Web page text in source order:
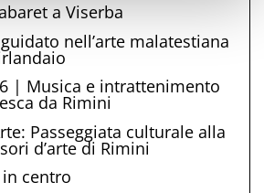
a Viserba
nell’arte malatestiana
| Musica e intrattenimento
da Rimini
Passeggiata culturale alla
d’arte di Rimini
centro